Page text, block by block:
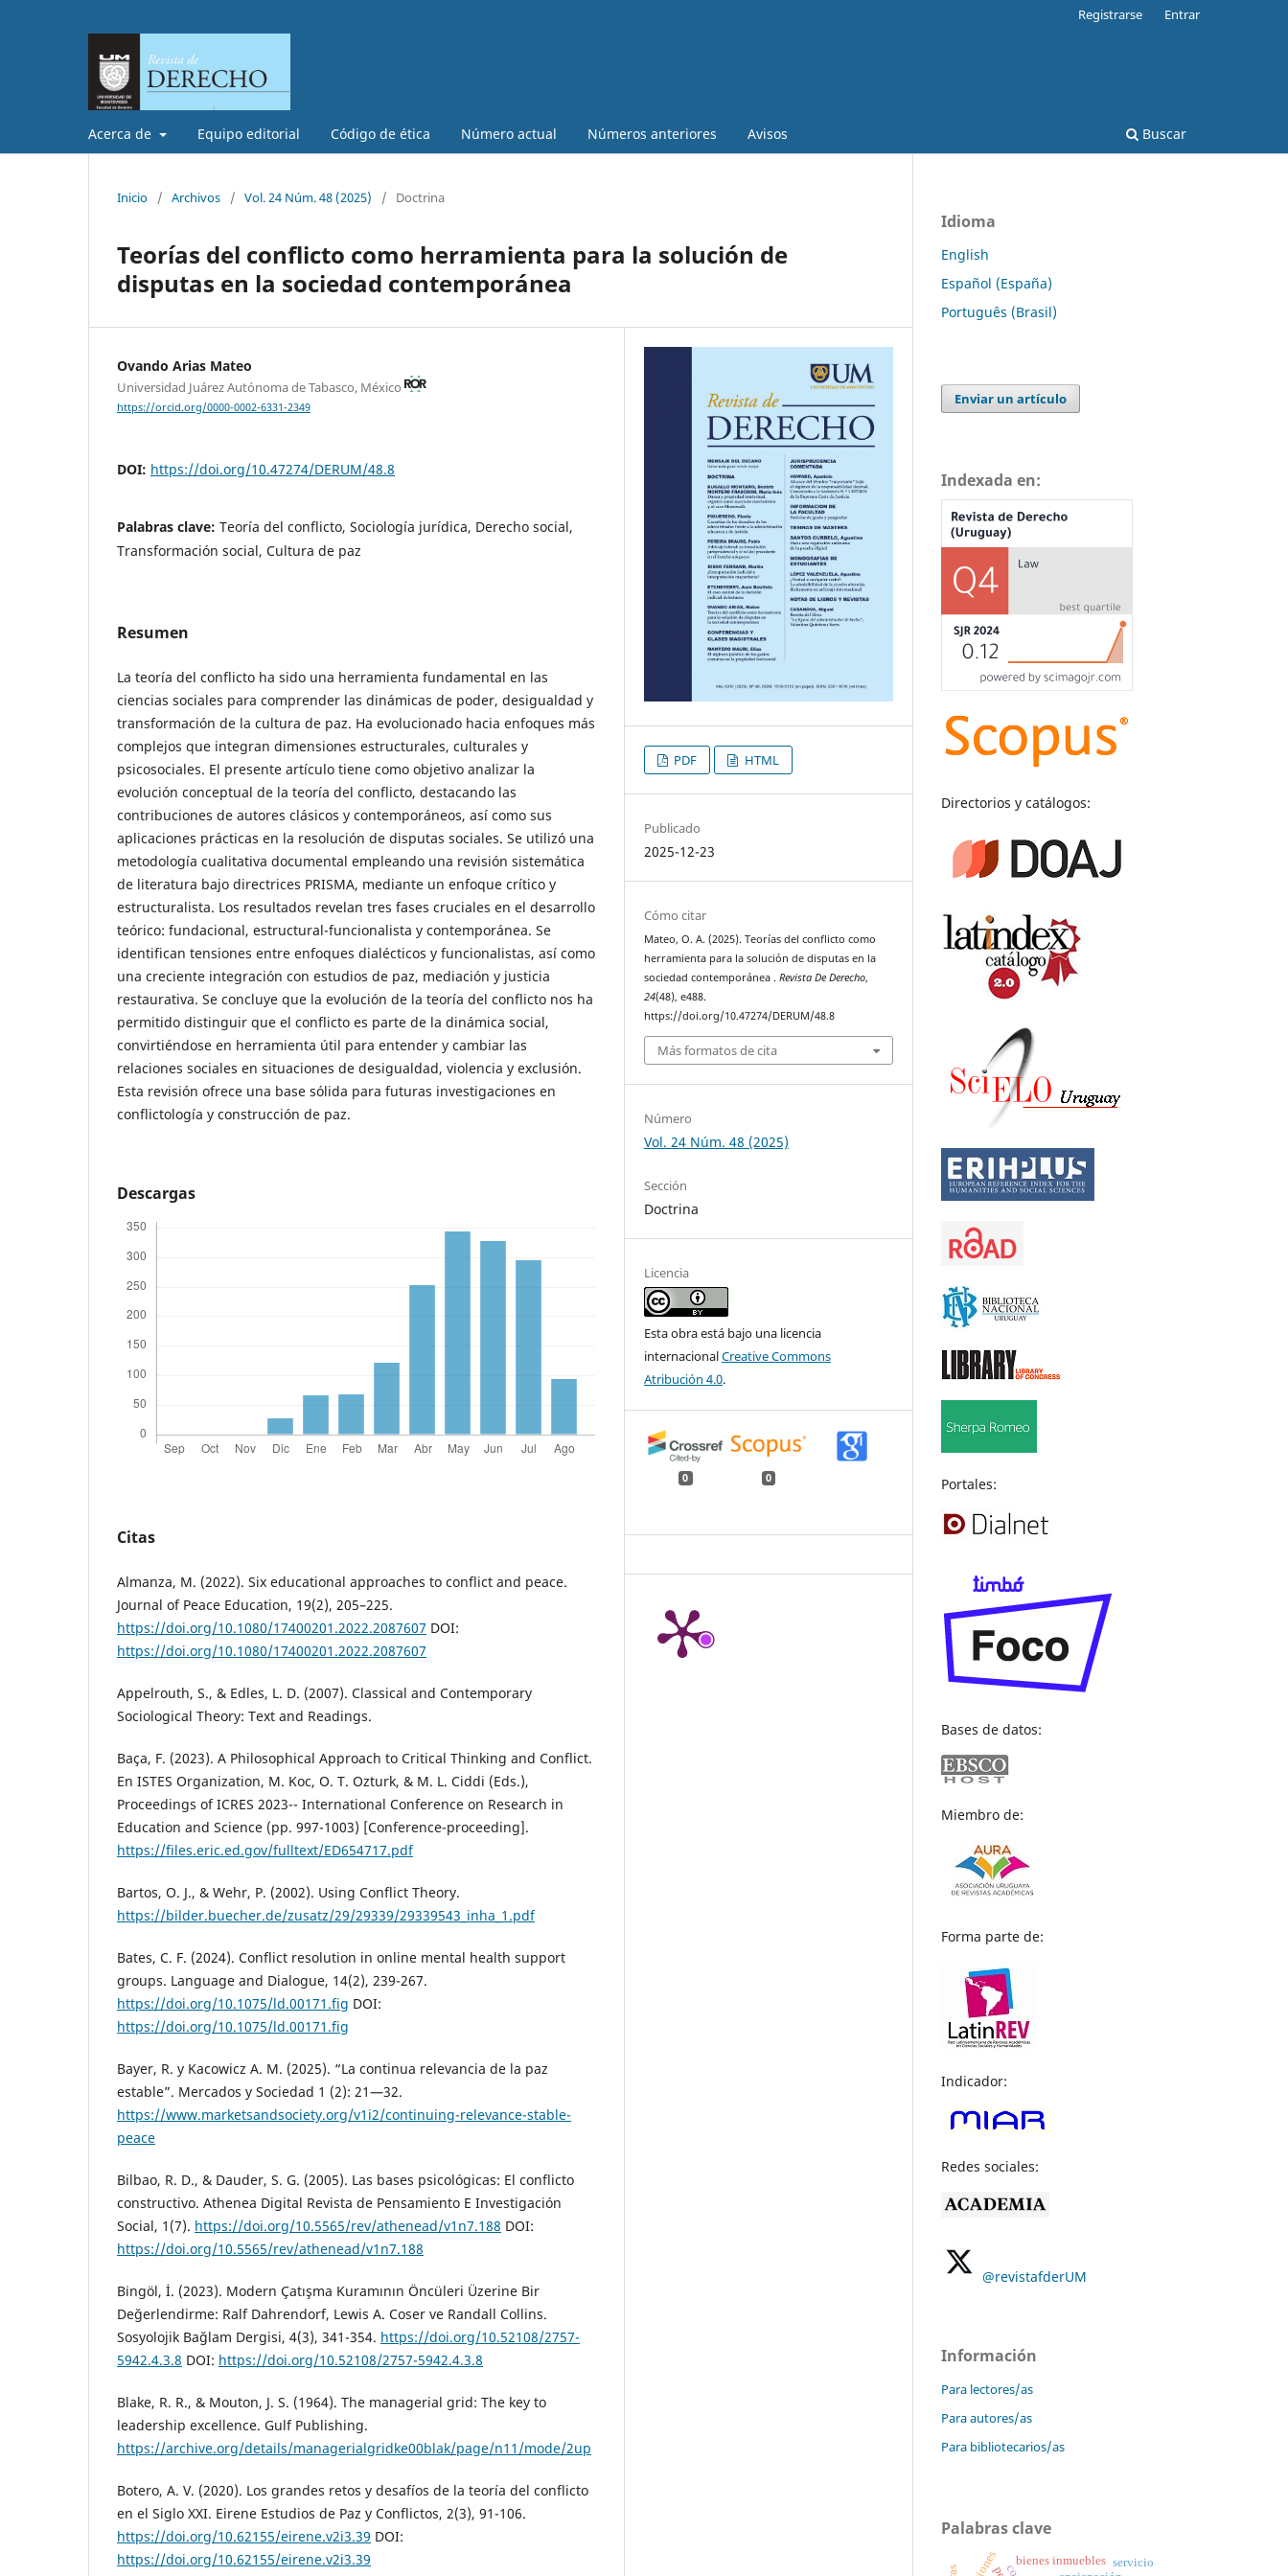
Acerca de Equipo editorial Código de ética Número actual Números anteriores Avisos Buscar
Registrarse Entrar
Inicio / Archivos / Vol. 24 Núm. 48 (2025) / Doctrina
Teorías del conflicto como herramienta para la solución de
disputas en la sociedad contemporánea
Ovando Arias Mateo
Universidad Juárez Autónoma de Tabasco, México
https://orcid.org/0000-0002-6331-2349
DOI: https://doi.org/10.47274/DERUM/48.8
Palabras clave: Teoría del conflicto, Sociología jurídica, Derecho social,
Transformación social, Cultura de paz
Resumen
La teoría del conflicto ha sido una herramienta fundamental en las
ciencias sociales para comprender las dinámicas de poder, desigualdad y
transformación de la cultura de paz. Ha evolucionado hacia enfoques más
complejos que integran dimensiones estructurales, culturales y
psicosociales. El presente artículo tiene como objetivo analizar la
evolución conceptual de la teoría del conflicto, destacando las
contribuciones de autores clásicos y contemporáneos, así como sus
aplicaciones prácticas en la resolución de disputas sociales. Se utilizó una
metodología cualitativa documental empleando una revisión sistemática
de literatura bajo directrices PRISMA, mediante un enfoque crítico y
estructuralista. Los resultados revelan tres fases cruciales en el desarrollo
teórico: fundacional, estructural-funcionalista y contemporánea. Se
identifican tensiones entre enfoques dialécticos y funcionalistas, así como
una creciente integración con estudios de paz, mediación y justicia
restaurativa. Se concluye que la evolución de la teoría del conflicto nos ha
permitido distinguir que el conflicto es parte de la dinámica social,
convirtiéndose en herramienta útil para entender y cambiar las
relaciones sociales en situaciones de desigualdad, violencia y exclusión.
Esta revisión ofrece una base sólida para futuras investigaciones en
conflictología y construcción de paz.
Descargas
Citas
Almanza, M. (2022). Six educational approaches to conflict and peace.
Journal of Peace Education, 19(2), 205–225.
https://doi.org/10.1080/17400201.2022.2087607 DOI:
https://doi.org/10.1080/17400201.2022.2087607
Appelrouth, S., & Edles, L. D. (2007). Classical and Contemporary
Sociological Theory: Text and Readings.
Baça, F. (2023). A Philosophical Approach to Critical Thinking and Conflict.
En ISTES Organization, M. Koc, O. T. Ozturk, & M. L. Ciddi (Eds.),
Proceedings of ICRES 2023-- International Conference on Research in
Education and Science (pp. 997-1003) [Conference-proceeding].
https://files.eric.ed.gov/fulltext/ED654717.pdf
Bartos, O. J., & Wehr, P. (2002). Using Conflict Theory.
https://bilder.buecher.de/zusatz/29/29339/29339543_inha_1.pdf
Bates, C. F. (2024). Conflict resolution in online mental health support
groups. Language and Dialogue, 14(2), 239-267.
https://doi.org/10.1075/ld.00171.fig DOI:
https://doi.org/10.1075/ld.00171.fig
Bayer, R. y Kacowicz A. M. (2025). “La continua relevancia de la paz
estable”. Mercados y Sociedad 1 (2): 21—32.
https://www.marketsandsociety.org/v1i2/continuing-relevance-stable-
peace
Bilbao, R. D., & Dauder, S. G. (2005). Las bases psicológicas: El conflicto
constructivo. Athenea Digital Revista de Pensamiento E Investigación
Social, 1(7). https://doi.org/10.5565/rev/athenead/v1n7.188 DOI:
https://doi.org/10.5565/rev/athenead/v1n7.188
Bi̇ngöl, İ. (2023). Modern Çatışma Kuramının Öncüleri Üzerine Bir
Değerlendirme: Ralf Dahrendorf, Lewis A. Coser ve Randall Collins.
Sosyolojik Bağlam Dergisi, 4(3), 341-354. https://doi.org/10.52108/2757-
5942.4.3.8 DOI: https://doi.org/10.52108/2757-5942.4.3.8
Blake, R. R., & Mouton, J. S. (1964). The managerial grid: The key to
leadership excellence. Gulf Publishing.
https://archive.org/details/managerialgridke00blak/page/n11/mode/2up
Botero, A. V. (2020). Los grandes retos y desafíos de la teoría del conflicto
en el Siglo XXI. Eirene Estudios de Paz y Conflictos, 2(3), 91-106.
https://doi.org/10.62155/eirene.v2i3.39 DOI:
https://doi.org/10.62155/eirene.v2i3.39
PDF HTML
Publicado
2025-12-23
Cómo citar
Mateo, O. A. (2025). Teorías del conflicto como
herramienta para la solución de disputas en la
sociedad contemporánea .Revista De Derecho,
24(48), e488.
https://doi.org/10.47274/DERUM/48.8
Más formatos de cita
Número
Vol. 24 Núm. 48 (2025)
Sección
Doctrina
Licencia
Esta obra está bajo una licencia
internacionalCreative Commons
Atribución 4.0.
0 0
Idioma
English
Español (España)
Português (Brasil)
Enviar un artículo
Indexada en:
Directorios y catálogos:
Portales:
Bases de datos:
Miembro de:
Forma parte de:
Indicador:
Redes sociales:
@revistafderUM
Información
Para lectores/as
Para autores/as
Para bibliotecarios/as
Palabras clave
bienes inmuebles servicio